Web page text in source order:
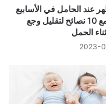
عند الحامل في الأسابيع
الأولى مع 10 نصائح لتقليل وجع
الحمل
2023-